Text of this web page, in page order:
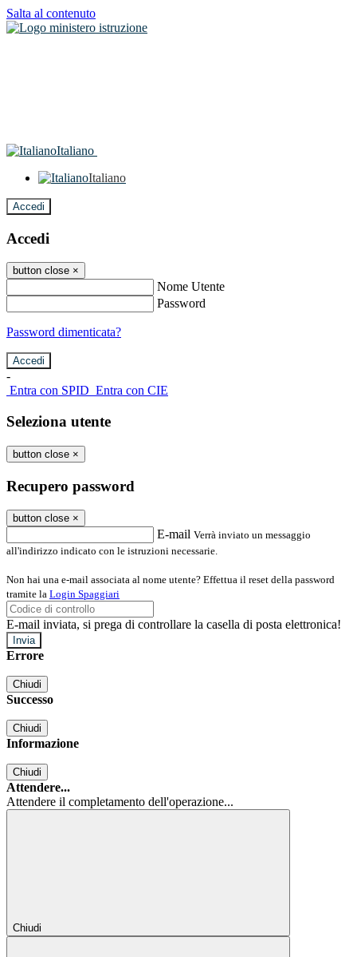
Salta al contenuto
Italiano
Italiano
Accedi
Accedi
button close ×
Nome Utente
Password
Password dimenticata?
-
Entra con SPID Entra con CIE
Seleziona utente
button close ×
Recupero password
button close ×
E-mail Verrà inviato un messaggio
all'indirizzo indicato con le istruzioni necessarie.
Non hai una e-mail associata al nome utente? Effettua il reset della password
tramite la Login Spaggiari
E-mail inviata, si prega di controllare la casella di posta elettronica!
Errore
Chiudi
Successo
Chiudi
Informazione
Chiudi
Attendere...
Attendere il completamento dell'operazione...
Chiudi